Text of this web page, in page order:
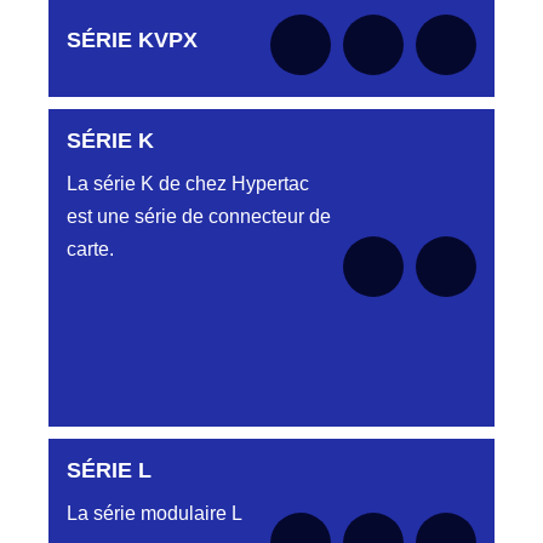
Aucune pièce disponible pour cette série pour
le moment
SÉRIE KVPX
Aucune pièce disponible pour cette série pour
SÉRIE K
La série K de chez Hypertac
est une série de connecteur de
carte.
Aucune pièce disponible pour cette série pour
SÉRIE L
La série modulaire L